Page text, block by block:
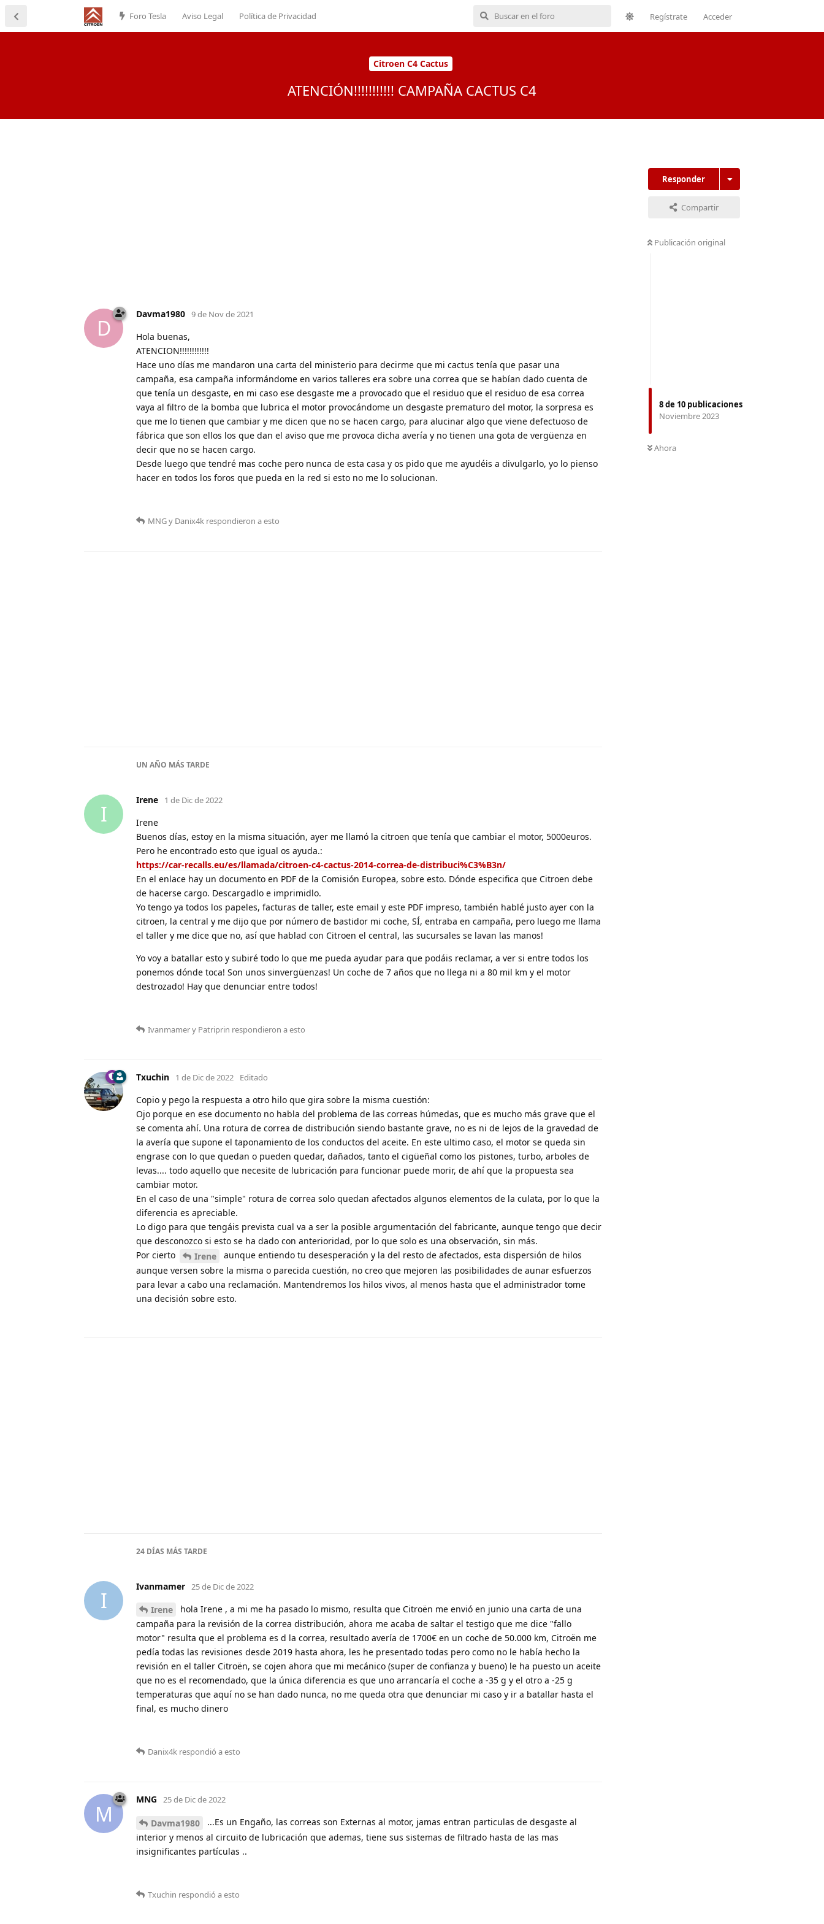
Foro Tesla Aviso Legal Política de Privacidad Regístrate Acceder
Citroen C4 Cactus
ATENCIÓN!!!!!!!!!!! CAMPAÑA CACTUS C4
Responder
Compartir
Publicación original
8de 10 publicaciones
Noviembre 2023
Ahora
D
Davma1980 9 de Nov de 2021
Hola buenas,
ATENCION!!!!!!!!!!!!
Hace uno días me mandaron una carta del ministerio para decirme que mi cactus tenía que pasar una
campaña, esa campaña informándome en varios talleres era sobre una correa que se habían dado cuenta de
que tenía un desgaste, en mi caso ese desgaste me a provocado que el residuo que el residuo de esa correa
vaya al filtro de la bomba que lubrica el motor provocándome un desgaste prematuro del motor, la sorpresa es
que me lo tienen que cambiar y me dicen que no se hacen cargo, para alucinar algo que viene defectuoso de
fábrica que son ellos los que dan el aviso que me provoca dicha avería y no tienen una gota de vergüenza en
decir que no se hacen cargo.
Desde luego que tendré mas coche pero nunca de esta casa y os pido que me ayudéis a divulgarlo, yo lo pienso
hacer en todos los foros que pueda en la red si esto no me lo solucionan.
MNGy Danix4k respondieron a esto
UN AÑO MÁS TARDE
I
Irene 1 de Dic de 2022
Irene
Buenos días, estoy en la misma situación, ayer me llamó la citroen que tenía que cambiar el motor, 5000euros.
Pero he encontrado esto que igual os ayuda.:
https://car-recalls.eu/es/llamada/citroen-c4-cactus-2014-correa-de-distribuci%C3%B3n/
En el enlace hay un documento en PDF de la Comisión Europea, sobre esto. Dónde especifica que Citroen debe
de hacerse cargo. Descargadlo e imprimidlo.
Yo tengo ya todos los papeles, facturas de taller, este email y este PDF impreso, también hablé justo ayer con la
citroen, la central y me dijo que por número de bastidor mi coche, SÍ, entraba en campaña, pero luego me llama
el taller y me dice que no, así que hablad con Citroen el central, las sucursales se lavan las manos!
Yo voy a batallar esto y subiré todo lo que me pueda ayudar para que podáis reclamar, a ver si entre todos los
ponemos dónde toca! Son unos sinvergüenzas! Un coche de 7 años que no llega ni a 80 mil km y el motor
destrozado! Hay que denunciar entre todos!
Ivanmamery Patriprin respondieron a esto
Txuchin 1 de Dic de 2022 Editado
Copio y pego la respuesta a otro hilo que gira sobre la misma cuestión:
Ojo porque en ese documento no habla del problema de las correas húmedas, que es mucho más grave que el
se comenta ahí. Una rotura de correa de distribución siendo bastante grave, no es ni de lejos de la gravedad de
la avería que supone el taponamiento de los conductos del aceite. En este ultimo caso, el motor se queda sin
engrase con lo que quedan o pueden quedar, dañados, tanto el cigüeñal como los pistones, turbo, arboles de
levas.... todo aquello que necesite de lubricación para funcionar puede morir, de ahí que la propuesta sea
cambiar motor.
En el caso de una "simple" rotura de correa solo quedan afectados algunos elementos de la culata, por lo que la
diferencia es apreciable.
Lo digo para que tengáis prevista cual va a ser la posible argumentación del fabricante, aunque tengo que decir
que desconozco si esto se ha dado con anterioridad, por lo que solo es una observación, sin más.
Por cierto
Irene
aunque entiendo tu desesperación y la del resto de afectados, esta dispersión de hilos
aunque versen sobre la misma o parecida cuestión, no creo que mejoren las posibilidades de aunar esfuerzos
para levar a cabo una reclamación. Mantendremos los hilos vivos, al menos hasta que el administrador tome
una decisión sobre esto.
24 DÍAS MÁS TARDE
I
Ivanmamer 25 de Dic de 2022
Irene
hola Irene , a mi me ha pasado lo mismo, resulta que Citroën me envió en junio una carta de una
campaña para la revisión de la correa distribución, ahora me acaba de saltar el testigo que me dice "fallo
motor" resulta que el problema es d la correa, resultado avería de 1700€ en un coche de 50.000 km, Citroën me
pedía todas las revisiones desde 2019 hasta ahora, les he presentado todas pero como no le había hecho la
revisión en el taller Citroën, se cojen ahora que mi mecánico (super de confianza y bueno) le ha puesto un aceite
que no es el recomendado, que la única diferencia es que uno arrancaría el coche a -35 g y el otro a -25 g
temperaturas que aquí no se han dado nunca, no me queda otra que denunciar mi caso y ir a batallar hasta el
final, es mucho dinero
Danix4k respondió a esto
M
MNG 25 de Dic de 2022
Davma1980
...Es un Engaño, las correas son Externas al motor, jamas entran particulas de desgaste al
interior y menos al circuito de lubricación que ademas, tiene sus sistemas de filtrado hasta de las mas
insignificantes partículas ..
Txuchin respondió a esto